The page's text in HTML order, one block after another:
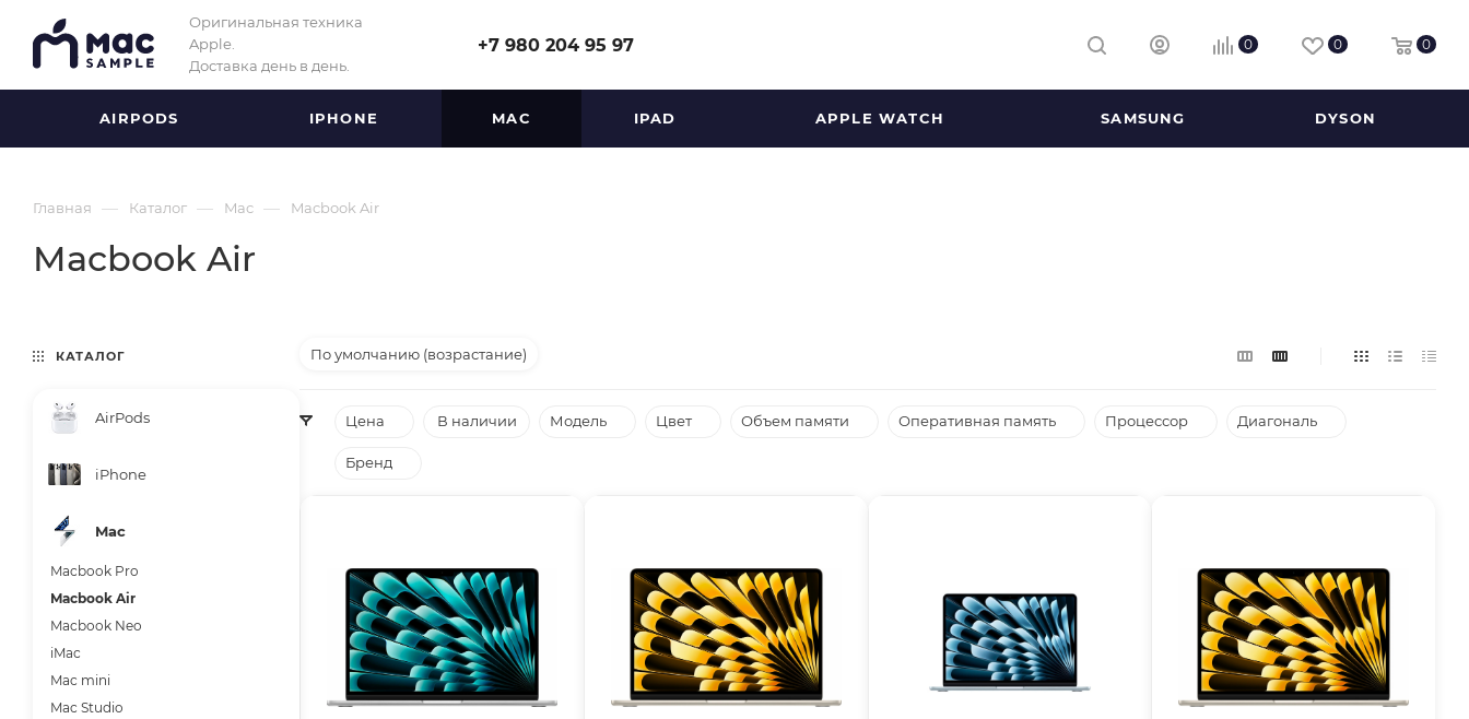
Оригинальная техника
Apple.
Доставка день в день.
+7 980 204 95 97 0 0 0
AIRPODS IPHONE MAC IPAD APPLE WATCH SAMSUNG DYSON
Главная — Каталог — Mac — Macbook Air
Macbook Air
По умолчанию (возрастание)
Цена В наличии Модель Цвет Объем памяти Оперативная память Процессор Диагональ
Бренд
КАТАЛОГ
AirPods
iPhone
Mac
Macbook Pro
Macbook Air
Macbook Neo
iMac
Mac mini
Mac Studio